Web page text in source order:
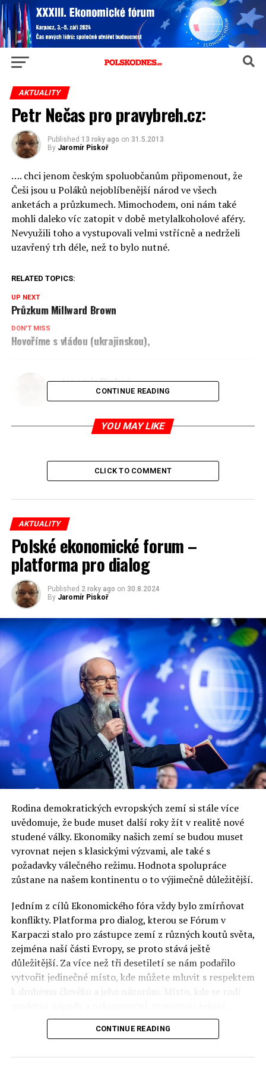
AKTUALITY
Petr Nečas pro pravybreh.cz:
Published 13 roky ago on 31.5.2013
By Jaromír Piskoř
…. chci jenom českým spoluobčanům připomenout, že
Češi jsou u Poláků nejoblíbenější národ ve všech
anketách a průzkumech. Mimochodem, oni nám také
mohli daleko víc zatopit v době metylalkoholové aféry.
Nevyužili toho a vystupovali velmi vstřícně a nedrželi
uzavřený trh déle, než to bylo nutné.
RELATED TOPICS:
UP NEXT
Průzkum Millward Brown
DON'T MISS
Hovoříme s vládou (ukrajinskou),
Jaromír Piskoř
redaktor a editor polskodnes.cz
CONTINUE READING
YOU MAY LIKE
CLICK TO COMMENT
AKTUALITY
Polské ekonomické forum –
platforma pro dialog
Published 2 roky ago on 30.8.2024
By Jaromír Piskoř
Rodina demokratických evropských zemí si stále více
uvědomuje, že bude muset další roky žít v realitě nové
studené války. Ekonomiky našich zemí se budou muset
vyrovnat nejen s klasickými výzvami, ale také s
požadavky válečného režimu. Hodnota spolupráce
zůstane na našem kontinentu o to výjimečně důležitější.
Jedním z cílů Ekonomického fóra vždy bylo zmírňovat
konflikty. Platforma pro dialog, kterou se Fórum v
Karpaczi stalo pro zástupce zemí z různých koutů světa,
zejména naší části Evropy, se proto stává ještě
důležitější. Za více než tři desetiletí se nám podařilo
vytvořit jedinečné místo, kde můžete mluvit s respektem
k druhému člověku a jeho názorům. Místo, kde se rodí
Polsko musí mít instituce, jejichž horizont činnosti je
politický tým. Pouze to vám dává šanci skutečně řešit
CONTINUE READING